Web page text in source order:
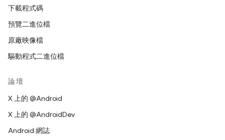
下載程式碼
預覽二進位檔
原廠映像檔
驅動程式二進位檔
論壇
X 上的 @Android
X 上的 @AndroidDev
Android 網誌